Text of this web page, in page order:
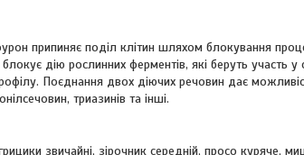
припиняє поділ клітин шляхом блокування
дію рослинних ферментів, які беруть участь у
Поєднання двох діючих речовин дає
триазинів та інші.
звичайні, зірочник середній, просо куряче,